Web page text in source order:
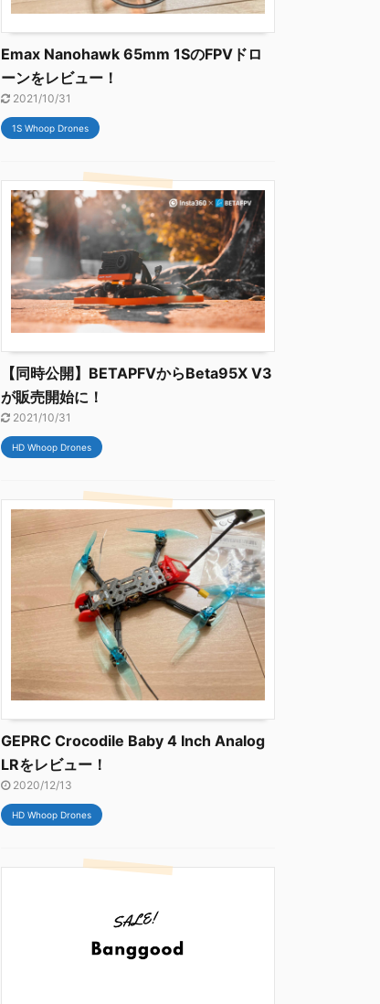
Emax Nanohawk 65mm 1SのFPVドロ
ーンをレビュー！
2021/10/31
1S Whoop Drones
【同時公開】BETAPFVからBeta95X V3
が販売開始に！
2021/10/31
HD Whoop Drones
GEPRC Crocodile Baby 4 Inch Analog
LRをレビュー！
2020/12/13
HD Whoop Drones